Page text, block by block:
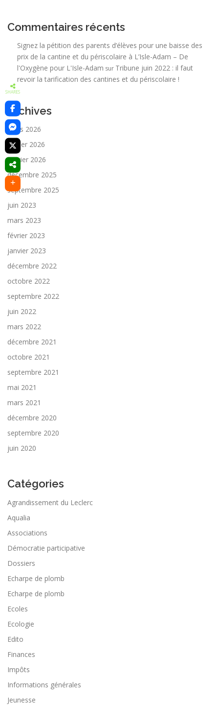
Commentaires récents
Signez la pétition des parents d’élèves pour une baisse des
prix de la cantine et du périscolaire à L’Isle-Adam – De
l'Oxygène pour L'Isle-Adam sur Tribune juin 2022 : il faut
revoir la tarification des cantines et du périscolaire !
Archives
mars 2026
février 2026
janvier 2026
décembre 2025
septembre 2025
juin 2023
mars 2023
février 2023
janvier 2023
décembre 2022
octobre 2022
septembre 2022
juin 2022
mars 2022
décembre 2021
octobre 2021
septembre 2021
mai 2021
mars 2021
décembre 2020
septembre 2020
juin 2020
Catégories
Agrandissement du Leclerc
Aqualia
Associations
Démocratie participative
Dossiers
Echarpe de plomb
Echarpe de plomb
Ecoles
Ecologie
Edito
Finances
Impôts
Informations générales
Jeunesse
SHARES